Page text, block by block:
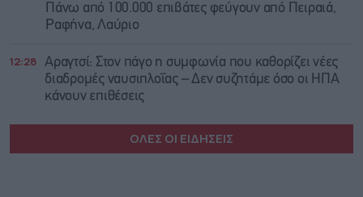
Πάνω από 100.000 επιβάτες φεύγουν από Πειραιά,
Ραφήνα, Λαύριο
12:28 Αραγτσί: Στον πάγο η συμφωνία που καθορίζει νέες
διαδρομές ναυσιπλοΐας – Δεν συζητάμε όσο οι ΗΠΑ
κάνουν επιθέσεις
ΟΛΕΣ ΟΙ ΕΙΔΗΣΕΙΣ